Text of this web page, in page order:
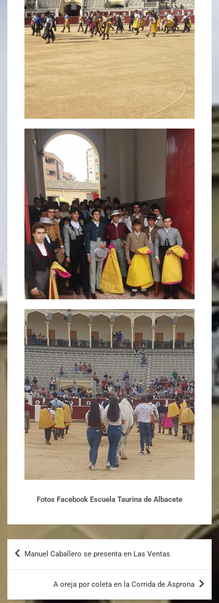
Fotos Facebook Escuela Taurina de Albacete
Manuel Caballero se presenta en Las Ventas
A oreja por coleta en la Corrida de Asprona